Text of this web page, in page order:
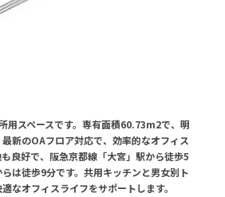
用スペースです。専有面積60.73m2で、明
新のOAフロア対応で、効率的なオフィス
良好で、阪急京都線「大宮」駅から徒歩5
は徒歩9分です。共用キッチンと男女別ト
なオフィスライフをサポートします。